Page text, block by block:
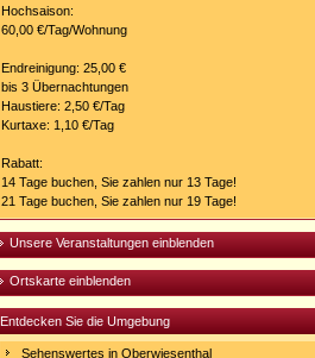
Hochsaison:
60,00 €/Tag/Wohnung
Endreinigung: 25,00 €
bis 3 Übernachtungen
Haustiere: 2,50 €/Tag
Kurtaxe: 1,10 €/Tag
Rabatt:
14 Tage buchen, Sie zahlen nur 13 Tage!
21 Tage buchen, Sie zahlen nur 19 Tage!
Unsere Veranstaltungen einblenden
Ortskarte einblenden
Entdecken Sie die Umgebung
Sehenswertes in Oberwiesenthal